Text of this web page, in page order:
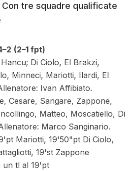
tre squadre qualificate
(2–1 fpt)
Di Ciolo, El Brakzi,
Minneci, Mariotti, Ilardi, El
Ivan Affibiato.
Cesare, Sangare, Zappone,
Matteo, Moscatiello, Di
Marco Sanginario.
Mariotti, 19'50"pt Di Ciolo,
19'st Zappone
un tl al 19'pt